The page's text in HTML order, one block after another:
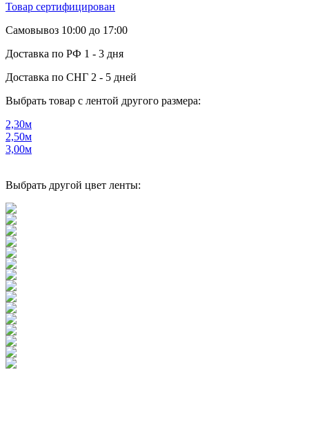
Товар сертифицирован
Самовывоз 10:00 до 17:00
Доставка по РФ 1 - 3 дня
Доставка по СНГ 2 - 5 дней
Выбрать товар с лентой другого размера:
2,30м
2,50м
3,00м
Выбрать другой цвет ленты: